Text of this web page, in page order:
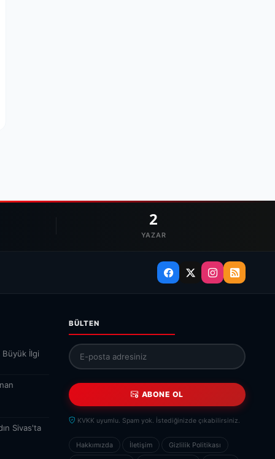
2
YAZAR
Büyük İlgi
Sivas'ta
BÜLTEN
ABONE OL
KVKK uyumlu. Spam yok. İstediğinizde çıkabilirsiniz.
Hakkımızda İletişim Gizlilik Politikası